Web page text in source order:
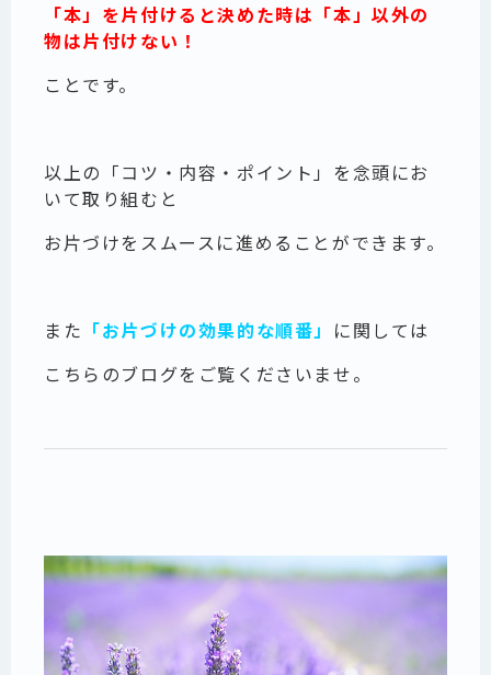
「本」を片付けると決めた時は 「本」以外の
物は片付けない！
ことです。
以上の「コツ・内容・ポイント」を念頭にお
いて取り組むと
お片づけをスムースに進めることができます。
また 「お片づけの効果的な順番」 に関しては
こちらのブログをご覧くださいませ。